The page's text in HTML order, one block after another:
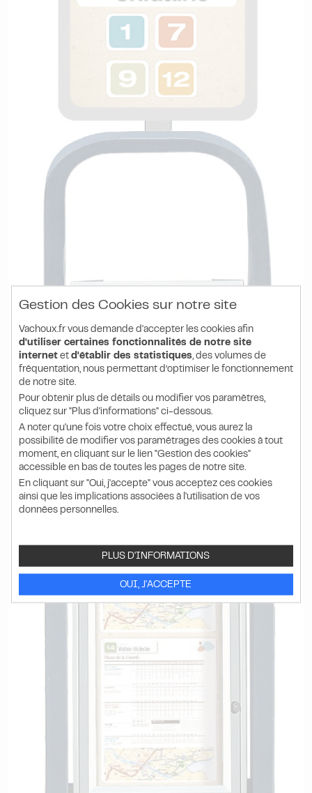
Gestion des Cookies sur notre site
Vachoux.fr vous demande d'accepter les cookies afin
d'utiliser certaines fonctionnalités de notre site
internetet d'établir des statistiques, des volumes de
fréquentation, nous permettant d’optimiser le fonctionnement
de notre site.
Pour obtenir plus de détails ou modifier vos paramètres,
cliquez sur "Plus d'informations" ci-dessous.
A noter qu'une fois votre choix effectué, vous aurez la
possibilité de modifier vos paramétrages des cookies à tout
moment, en cliquant sur le lien "Gestion des cookies"
accessible en bas de toutes les pages de notre site.
En cliquant sur "Oui, j'accepte" vous acceptez ces cookies
ainsi que les implications associées à l'utilisation de vos
données personnelles.
PLUS D'INFORMATIONS
OUI, J'ACCEPTE